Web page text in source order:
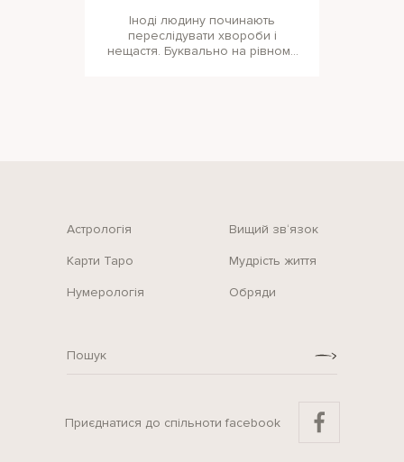
Іноді людину починають
переслідувати хвороби і
нещастя. Буквально на рівному
Астрологія Вищий зв‘язок
Карти Таро Мудрість життя
Нумерологія Обряди
Приєднатися до спільноти facebook